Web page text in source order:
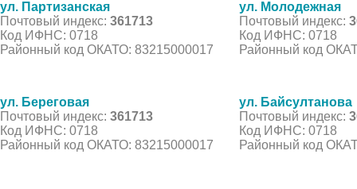
ул. Партизанская
Почтовый индекс: 361713
Код ИФНС: 0718
Районный код ОКАТО: 83215000017
ул. Молодежная
Почтовый индекс:
Код ИФНС: 0718
Районный код
ул. Береговая
Почтовый индекс: 361713
Код ИФНС: 0718
Районный код ОКАТО: 83215000017
ул. Байсултанова
Почтовый индекс:
Код ИФНС: 0718
Районный код